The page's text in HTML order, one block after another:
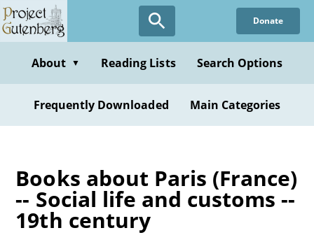
Skip
to
content
Donate
About ▼ Reading Lists Search Options
Frequently Downloaded Main Categories
Books about Paris (France)
-- Social life and customs --
19th century